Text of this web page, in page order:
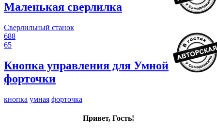
Маленькая сверлилка
Сверлильный станок
688
65
Кнопка управления для Умной
форточки
кнопка умная форточка
Привет, Гость!